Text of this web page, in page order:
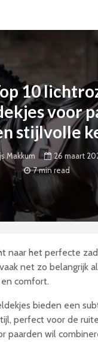
10
voor
stijlvolle
Makkum
26 maart
7 min read
naar het perfecte
net zo belangrijk
comfort.
bieden een
perfect voor de
paarden wil